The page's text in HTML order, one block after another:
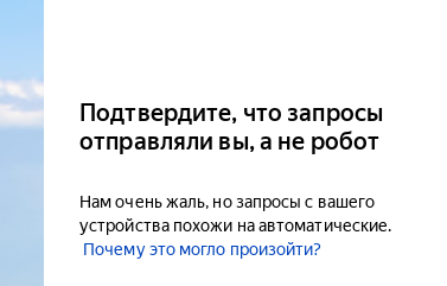
Подтвердите, что запросы
отправляли вы, а не робот
Нам очень жаль, но запросы с вашего
устройства похожи на автоматические.
Почему это могло произойти?